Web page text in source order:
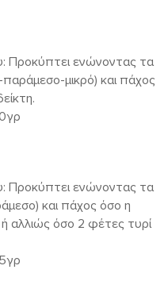
Προκύπτει ενώνοντας τα
μικρό) και πάχος
Προκύπτει ενώνοντας τα
και πάχος όσο η
αλλιώς όσο 2 φέτες τυρί